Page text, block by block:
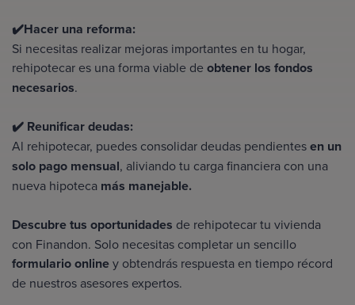
✔️Hacer una reforma:
Si necesitas realizar mejoras importantes en tu hogar,
rehipotecar es una forma viable deobtener los fondos
necesarios.
✔️ Reunificar deudas:
Al rehipotecar, puedes consolidar deudas pendientesen un
solo pago mensual, aliviando tu carga financiera con una
nueva hipoteca más manejable.
Descubre tus oportunidades de rehipotecar tu vivienda
con Finandon. Solo necesitas completar un sencillo
formulario onliney obtendrás respuesta en tiempo récord
de nuestros asesores expertos.